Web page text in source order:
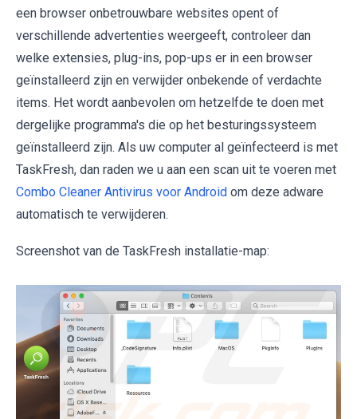
een browser onbetrouwbare websites opent of
verschillende advertenties weergeeft, controleer dan
welke extensies, plug-ins, pop-ups er in een browser
geïnstalleerd zijn en verwijder onbekende of verdachte
items. Het wordt aanbevolen om hetzelfde te doen met
dergelijke programma's die op het besturingssysteem
geïnstalleerd zijn. Als uw computer al geïnfecteerd is met
TaskFresh, dan raden we u aan een scan uit te voeren met
Combo Cleaner Antivirus voor Android om deze adware
automatisch te verwijderen.
Screenshot van de TaskFresh installatie-map: